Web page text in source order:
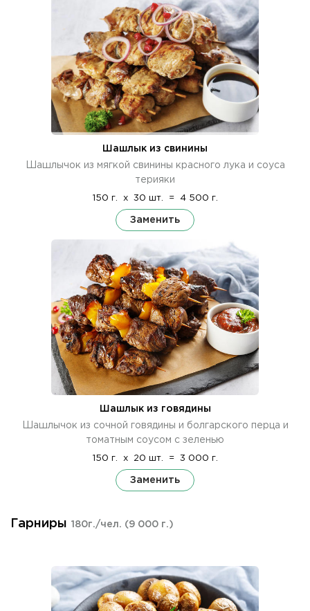
Шашлык из свинины
Шашлычок из мягкой свинины красного лука и соуса
терияки
150 г. x 30 шт. = 4 500 г.
Заменить
Шашлык из говядины
Шашлычок из сочной говядины и болгарского перца и
томатным соусом с зеленью
150 г. x 20 шт. = 3 000 г.
Заменить
Гарниры 180г./чел. (9 000 г.)